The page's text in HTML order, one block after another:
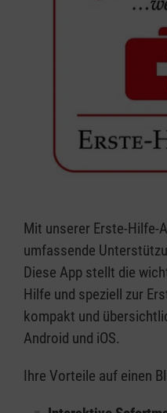
Mit unserer Erste-Hilfe-
umfassende
Diese App stellt die
Hilfe und speziell zur
kompakt und
Android und iOS.
Ihre Vorteile auf einen